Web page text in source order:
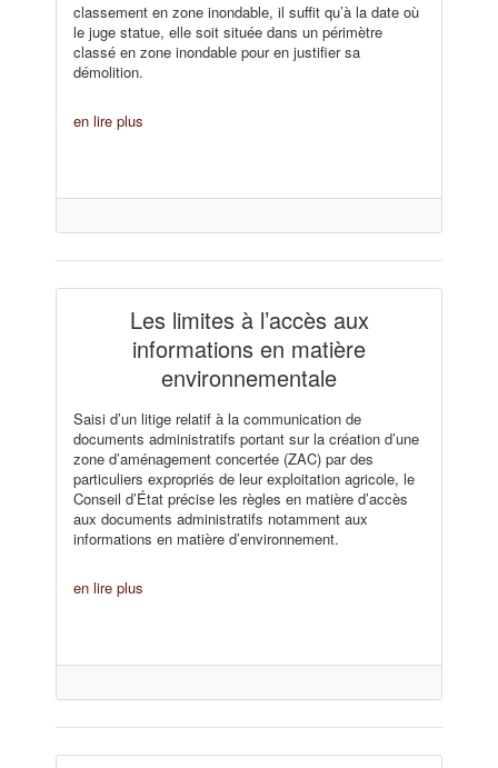
classement en zone inondable, il suffit qu’à la date où
le juge statue, elle soit située dans un périmètre
classé en zone inondable pour en justifier sa
démolition.
en lire plus
Les limites à l’accès aux
informations en matière
environnementale
Saisi d’un litige relatif à la communication de
documents administratifs portant sur la création d’une
zone d’aménagement concertée (ZAC) par des
particuliers expropriés de leur exploitation agricole, le
Conseil d’État précise les règles en matière d’accès
aux documents administratifs notamment aux
informations en matière d’environnement.
en lire plus